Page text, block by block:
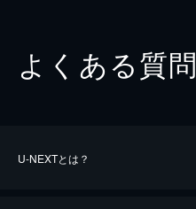
よくある質問
U-NEXTとは？